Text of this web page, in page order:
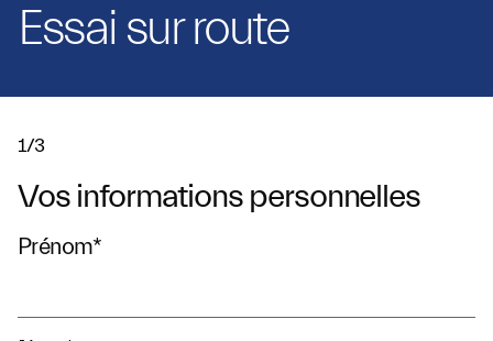
Essai sur route
1/3
Vos informations personnelles
Prénom*